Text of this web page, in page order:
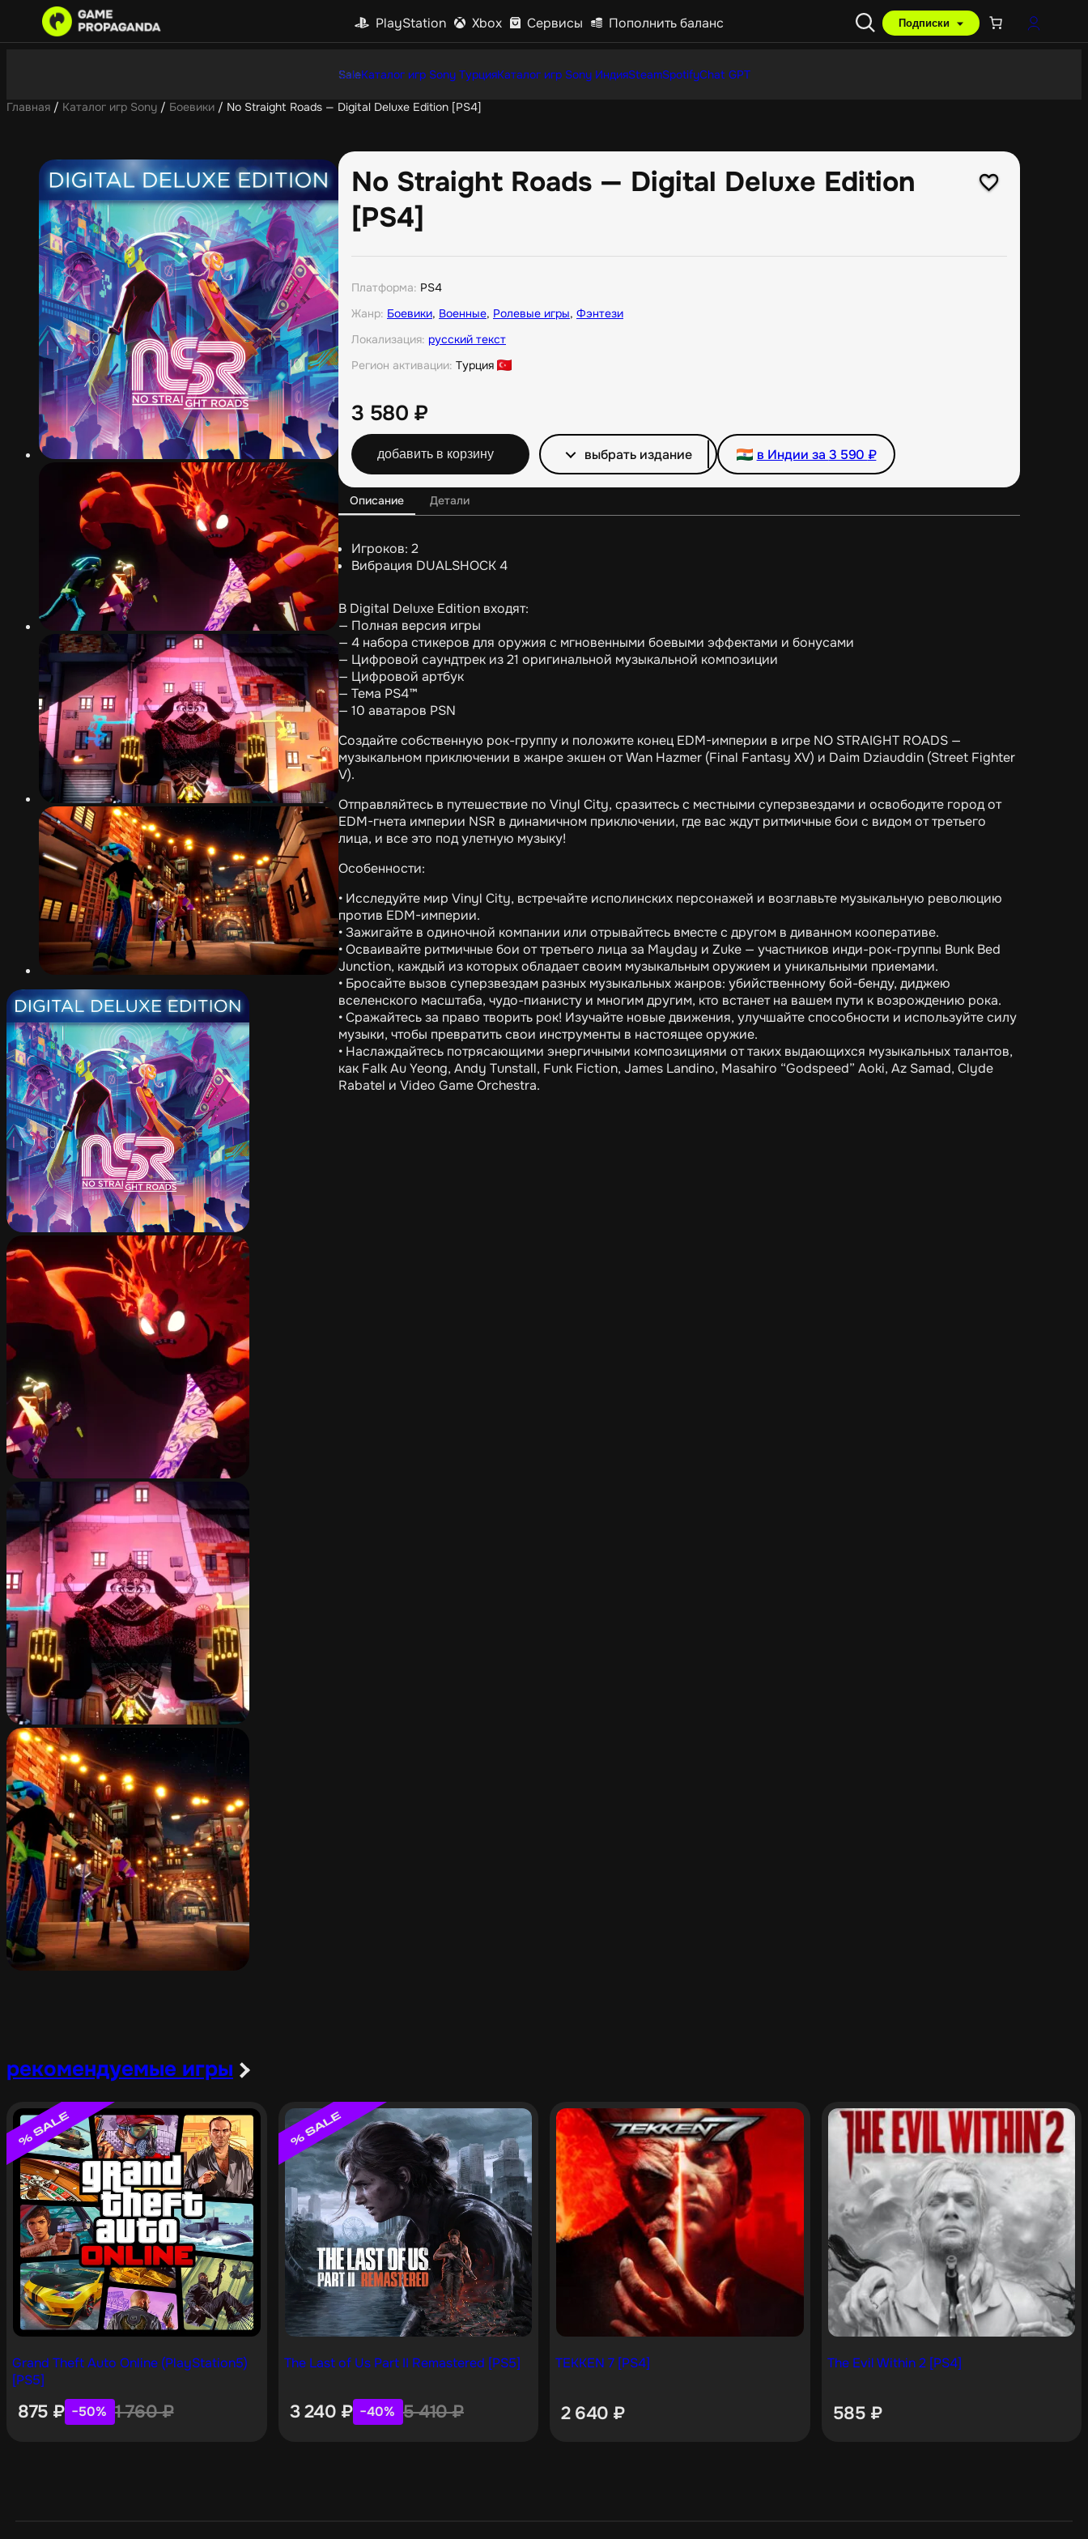
PlayStation Xbox Сервисы Пополнить баланс Подписки
SaleКаталог игр Sony ТурцияКаталог игр Sony ИндияSteamSpotifyChat GPT
Главная / Каталог игр Sony / Боевики / No Straight Roads — Digital Deluxe Edition [PS4]
No Straight Roads — Digital Deluxe Edition
[PS4]
Платформа: PS4
Жанр: Боевики, Военные, Ролевые игры, Фэнтези
Локализация: русский текст
Регион активации: Турция
3 580 ₽
добавить в корзину выбрать издание в Индии за 3 590 ₽
Описание Детали
Игроков: 2
Вибрация DUALSHOCK 4
В Digital Deluxe Edition входят:
— Полная версия игры
— 4 набора стикеров для оружия с мгновенными боевыми эффектами и бонусами
— Цифровой саундтрек из 21 оригинальной музыкальной композиции
— Цифровой артбук
— Тема PS4™
— 10 аватаров PSN
Создайте собственную рок-группу и положите конец EDM-империи в игре NO STRAIGHT ROADS —
музыкальном приключении в жанре экшен от Wan Hazmer (Final Fantasy XV) и Daim Dziauddin (Street Fighter
V).
Отправляйтесь в путешествие по Vinyl City, сразитесь с местными суперзвездами и освободите город от
EDM-гнета империи NSR в динамичном приключении, где вас ждут ритмичные бои с видом от третьего
лица, и все это под улетную музыку!
Особенности:
• Исследуйте мир Vinyl City, встречайте исполинских персонажей и возглавьте музыкальную революцию
против EDM-империи.
• Зажигайте в одиночной компании или отрывайтесь вместе с другом в диванном кооперативе.
• Осваивайте ритмичные бои от третьего лица за Mayday и Zuke — участников инди-рок-группы Bunk Bed
Junction, каждый из которых обладает своим музыкальным оружием и уникальными приемами.
• Бросайте вызов суперзвездам разных музыкальных жанров: убийственному бой-бенду, диджею
вселенского масштаба, чудо-пианисту и многим другим, кто встанет на вашем пути к возрождению рока.
• Сражайтесь за право творить рок! Изучайте новые движения, улучшайте способности и используйте силу
музыки, чтобы превратить свои инструменты в настоящее оружие.
• Наслаждайтесь потрясающими энергичными композициями от таких выдающихся музыкальных талантов,
как Falk Au Yeong, Andy Tunstall, Funk Fiction, James Landino, Masahiro “Godspeed” Aoki, Az Samad, Clyde
Rabatel и Video Game Orchestra.
рекомендуемые игры
Grand Theft Auto Online (PlayStation5)
[PS5]
875 ₽ −50% 1 760₽
The Last of Us Part II Remastered [PS5]
3 240 ₽ −40% 5 410₽
TEKKEN 7 [PS4]
2 640 ₽
The Evil Within 2 [PS4]
585 ₽